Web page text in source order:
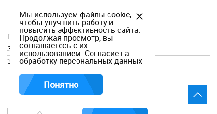
Есть в наличии
Подключение
Затухание
Зажимы
Винтовые
4 122,20
Мы используем файлы cookie,
чтобы улучшить работу и
повысить эффективность сайта.
Продолжая просмотр, вы
соглашаетесь с их
использованием. Согласие на
обработку персональных данных
Понятно